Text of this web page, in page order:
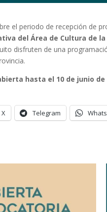
el periodo de recepción de
del Área de Cultura de
disfruten de una
hasta el 10 de junio de
X Telegram